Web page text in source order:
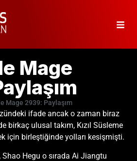
Mage
Mage 2939: Paylaşım
ifade ancak o zaman biraz
birkaç ulusal takım, Kızıl Süsleme
için birleştiğinde yolları kesişmişti.
Shao Hegu o sırada Ai Jiangtu